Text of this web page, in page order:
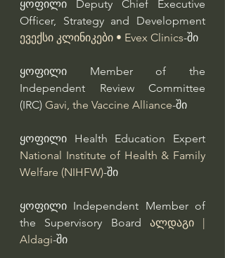
ყოფილი Deputy Chief Executive
ევექსი კლინიკები • Evex Clinics-ში
ყოფილი Member of the
Independent Review Committee
(IRC) Gavi, the Vaccine Alliance-ში
National Institute of Health & Family
Welfare (NIHFW)-ში
ყოფილი Independent Member of
the Supervisory Board ალდაგი |
Aldagi-ში